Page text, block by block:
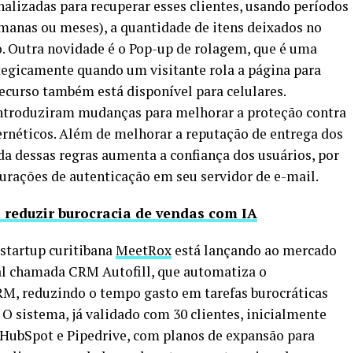
para recuperar esses clientes, usando períodos
ou meses), a quantidade de itens deixados no
novidade é o Pop-up de rolagem, que é uma
quando um visitante rola a página para
também está disponível para celulares.
mudanças para melhorar a proteção contra
Além de melhorar a reputação de entrega dos
dessas regras aumenta a confiança dos usuários, por
de autenticação em seu servidor de e-mail.
burocracia de vendas com IA
curitibanaMeetRox está lançando ao mercado
CRM Autofill, que automatiza o
reduzindo o tempo gasto em tarefas burocráticas
O sistema, já validado com 30 clientes, inicialmente
e Pipedrive, com planos de expansão para